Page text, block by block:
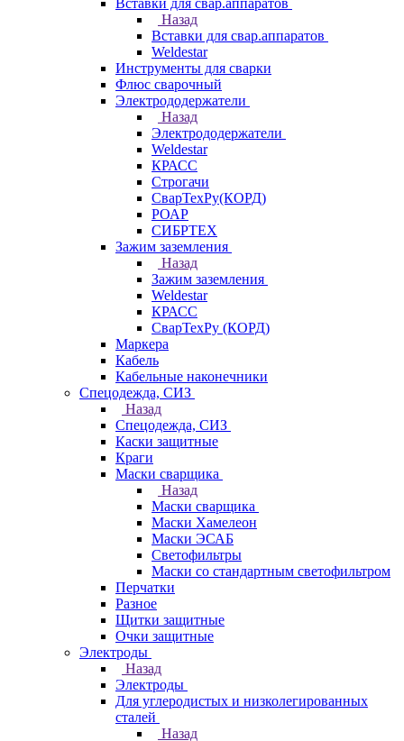
Вставки для свар.аппаратов
Назад
Вставки для свар.аппаратов
Weldestar
Инструменты для сварки
Флюс сварочный
Электрододержатели
Назад
Электрододержатели
Weldestar
КРАСС
Строгачи
СварТехРу(КОРД)
РОАР
СИБРТЕХ
Зажим заземления
Назад
Зажим заземления
Weldestar
КРАСС
СварТехРу (КОРД)
Маркера
Кабель
Кабельные наконечники
Спецодежда, СИЗ
Назад
Спецодежда, СИЗ
Каски защитные
Краги
Маски сварщика
Назад
Маски сварщика
Маски Хамелеон
Маски ЭСАБ
Светофильтры
Маски со стандартным светофильтром
Перчатки
Разное
Щитки защитные
Очки защитные
Электроды
Назад
Электроды
Для углеродистых и низколегированных
сталей
Назад